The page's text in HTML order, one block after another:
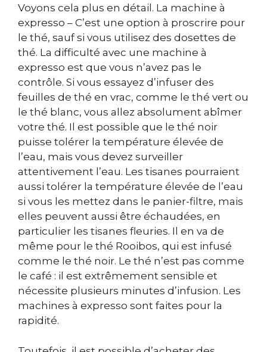
Voyons cela plus en détail. La machine à
expresso – C’est une option à proscrire pour
le thé, sauf si vous utilisez des dosettes de
thé. La difficulté avec une machine à
expresso est que vous n’avez pas le
contrôle. Si vous essayez d’infuser des
feuilles de thé en vrac, comme le thé vert ou
le thé blanc, vous allez absolument abîmer
votre thé. Il est possible que le thé noir
puisse tolérer la température élevée de
l’eau, mais vous devez surveiller
attentivement l’eau. Les tisanes pourraient
aussi tolérer la température élevée de l’eau
si vous les mettez dans le panier-filtre, mais
elles peuvent aussi être échaudées, en
particulier les tisanes fleuries. Il en va de
même pour le thé Rooibos, qui est infusé
comme le thé noir. Le thé n’est pas comme
le café : il est extrêmement sensible et
nécessite plusieurs minutes d’infusion. Les
machines à expresso sont faites pour la
rapidité.